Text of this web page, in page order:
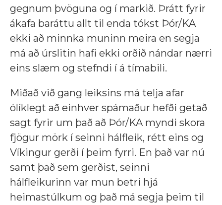
gegnum þvöguna og í markið. Þrátt fyrir
ákafa baráttu allt til enda tókst Þór/KA
ekki að minnka muninn meira en segja
má að úrslitin hafi ekki orðið nándar nærri
eins slæm og stefndi í á tímabili.
Miðað við gang leiksins má telja afar
ólíklegt að einhver spámaður hefði getað
sagt fyrir um það að Þór/KA myndi skora
fjögur mörk í seinni hálfleik, rétt eins og
Víkingur gerði í þeim fyrri. En það var nú
samt það sem gerðist, seinni
hálfleikurinn var mun betri hjá
heimastúlkum og það má segja þeim til